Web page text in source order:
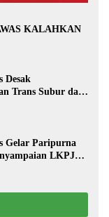
KALAHKAN
Desak
Trans Subur dan
Gelar Paripurna
LKPJ